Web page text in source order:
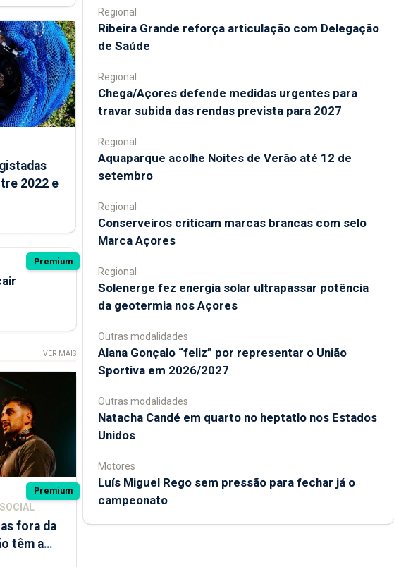
2022 e
Premium
VER MAIS
Premium
fora da
têm a
Regional
Ribeira Grande reforça articulação com Delegação
de Saúde
Regional
Chega/Açores defende medidas urgentes para
travar subida das rendas prevista para 2027
Regional
Aquaparque acolhe Noites de Verão até 12 de
setembro
Regional
Conserveiros criticam marcas brancas com selo
Marca Açores
Regional
Solenerge fez energia solar ultrapassar potência
da geotermia nos Açores
Outras modalidades
Alana Gonçalo “feliz” por representar o União
Sportiva em 2026/2027
Outras modalidades
Natacha Candé em quarto no heptatlo nos Estados
Unidos
Motores
Luís Miguel Rego sem pressão para fechar já o
campeonato